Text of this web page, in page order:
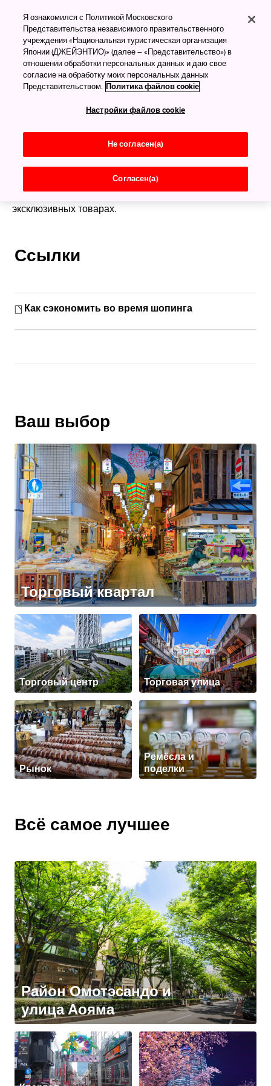
Что посмотреть
Шопинг в Японии
Древние традиции ремёсел
и высочайшее качество
Очень сложно уехать из Японии без покупок — от
фарфора, производство которого не менялось на
протяжении веков, до новейших гаджетов и
последних новинок моды. Узнайте, где и что
покупать. Кроме того, не повредит информация о
беспошлинных товарах, ограниченных сериях и
эксклюзивных товарах.
Ссылки
Как сэкономить во время шопинга
Ваш выбор
Торговый квартал
Торговый центр Торговая улица
Рынок
Ремёсла и
поделки
Всё самое лучшее
Район Омотэсандо и
улица Аояма
Я ознакомился с Политикой Московского
Представительства независимого правительственного
учреждения «Национальная туристическая организация
Японии (ДЖЕЙЭНТИО)» (далее – «Представительство») в
отношении обработки персональных данных и даю свое
согласие на обработку моих персональных данных
Представительством. Политика файлов cookie
Настройки файлов cookie
Не согласен(а)
Согласен(а)